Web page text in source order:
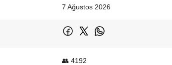
7 Ağustos 2026
👥 4192